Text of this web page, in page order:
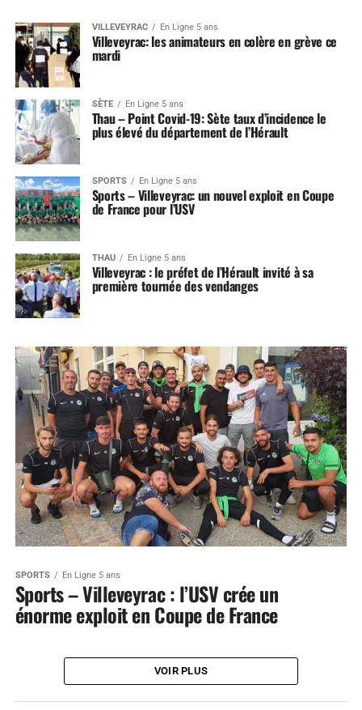
VILLEVEYRAC En Ligne 5 ans
Villeveyrac: les animateurs en colère en grève ce
mardi
SÈTE En Ligne 5 ans
Thau – Point Covid-19: Sète taux d’incidence le
plus élevé du département de l’Hérault
SPORTS En Ligne 5 ans
Sports – Villeveyrac: un nouvel exploit en Coupe
de France pour l’USV
THAU En Ligne 5 ans
Villeveyrac : le préfet de l’Hérault invité à sa
première tournée des vendanges
SPORTS En Ligne 5 ans
Sports – Villeveyrac : l’USV crée un
énorme exploit en Coupe de France
VOIR PLUS